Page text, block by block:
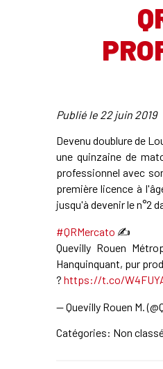
Publié le 22 juin 2019
Devenu doublure de
une quinzaine de
professionnel avec
première licence à
jusqu'à devenir le n°2
#QRMercato ✍
Quevilly Rouen
Hanquinquant, pur
? https://t.co/
— Quevilly Rouen M.
Catégories: Non